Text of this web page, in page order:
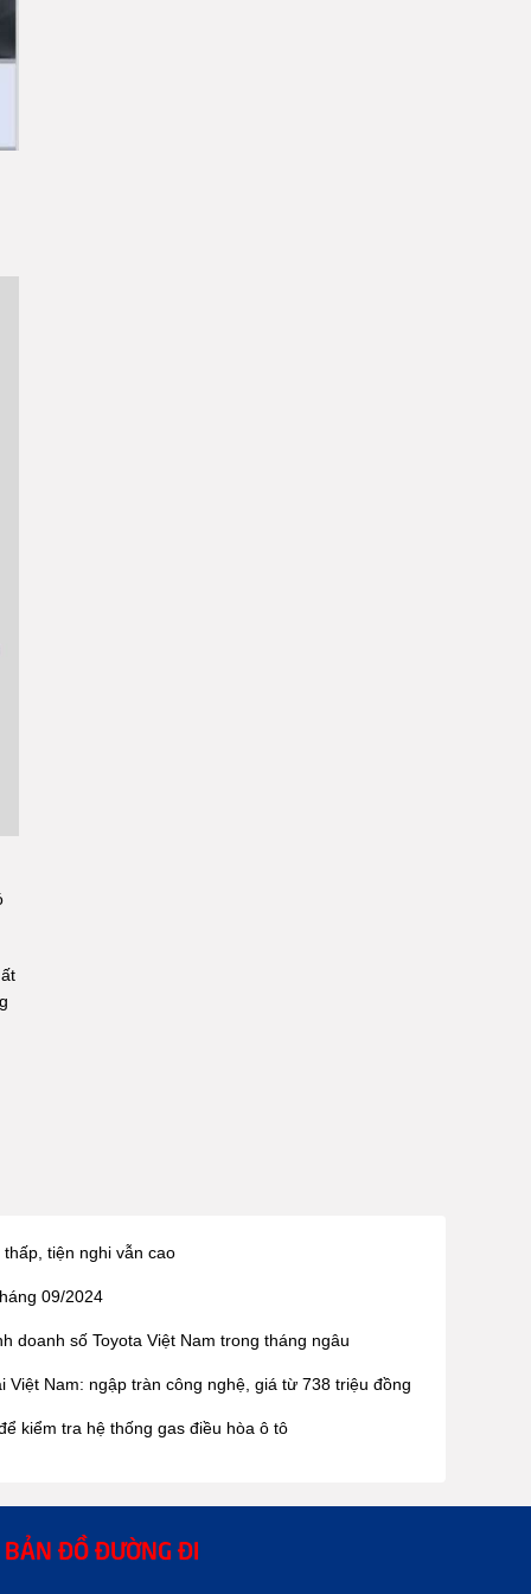
tiện nghi vẫn cao
09/2024
doanh số Toyota Việt Nam trong tháng ngâu
Nam: ngập tràn công nghệ, giá từ 738 triệu đồng
kiểm tra hệ thống gas điều hòa ô tô
BẢN ĐỒ ĐƯỜNG ĐI